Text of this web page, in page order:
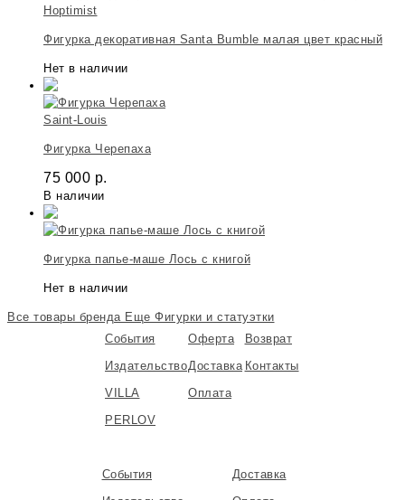
Hoptimist
Фигурка декоративная Santa Bumble малая цвет красный
Нет в наличии
Saint-Louis
Фигурка Черепаха
75 000 р.
В наличии
Фигурка папье-маше Лось с книгой
Нет в наличии
Все товары бренда Еще Фигурки и статуэтки
События
Издательство
VILLA
PERLOV
Оферта
Доставка
Оплата
Возврат
Контакты
События
Доставка